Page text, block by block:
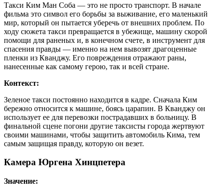
Такси Ким Ман Соба — это не просто транспорт. В начале
фильма это символ его борьбы за выживание, его маленький
мир, который он пытается уберечь от внешних проблем. По
ходу сюжета такси превращается в убежище, машину скорой
помощи для раненых и, в конечном счете, в инструмент для
спасения правды — именно на нем вывозят драгоценные
пленки из Кванджу. Его повреждения отражают раны,
нанесенные как самому герою, так и всей стране.
Контекст:
Зеленое такси постоянно находится в кадре. Сначала Ким
бережно относится к машине, боясь царапин. В Кванджу он
использует ее для перевозки пострадавших в больницу. В
финальной сцене погони другие таксисты города жертвуют
своими машинами, чтобы защитить автомобиль Кима, тем
самым защищая правду, которую он везет.
Камера Юргена Хинцпетера
Значение: